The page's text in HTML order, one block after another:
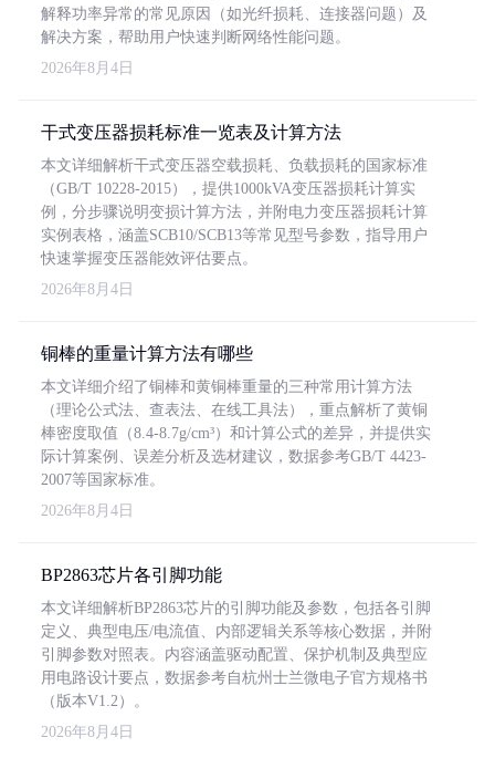
解释功率异常的常见原因（如光纤损耗、连接器问题）及
解决方案，帮助用户快速判断网络性能问题。
2026年8月4日
干式变压器损耗标准一览表及计算方法
本文详细解析干式变压器空载损耗、负载损耗的国家标准
（GB/T 10228-2015），提供1000kVA变压器损耗计算实
例，分步骤说明变损计算方法，并附电力变压器损耗计算
实例表格，涵盖SCB10/SCB13等常见型号参数，指导用户
快速掌握变压器能效评估要点。
2026年8月4日
铜棒的重量计算方法有哪些
本文详细介绍了铜棒和黄铜棒重量的三种常用计算方法
（理论公式法、查表法、在线工具法），重点解析了黄铜
棒密度取值（8.4-8.7g/cm³）和计算公式的差异，并提供实
际计算案例、误差分析及选材建议，数据参考GB/T 4423-
2007等国家标准。
2026年8月4日
BP2863芯片各引脚功能
本文详细解析BP2863芯片的引脚功能及参数，包括各引脚
定义、典型电压/电流值、内部逻辑关系等核心数据，并附
引脚参数对照表。内容涵盖驱动配置、保护机制及典型应
用电路设计要点，数据参考自杭州士兰微电子官方规格书
（版本V1.2）。
2026年8月4日